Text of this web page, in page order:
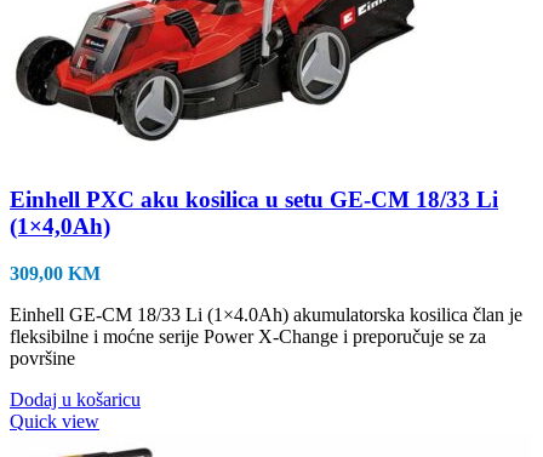
Einhell PXC aku kosilica u setu GE-CM 18/33 Li
(1×4,0Ah)
309,00 KM
Einhell GE-CM 18/33 Li (1×4.0Ah) akumulatorska kosilica član je
fleksibilne i moćne serije Power X-Change i preporučuje se za
površine
Dodaj u košaricu
Quick view